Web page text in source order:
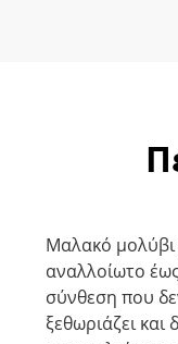
Μαλακό μολύβι
αναλλοίωτο
σύνθεση που
ξεθωριάζει